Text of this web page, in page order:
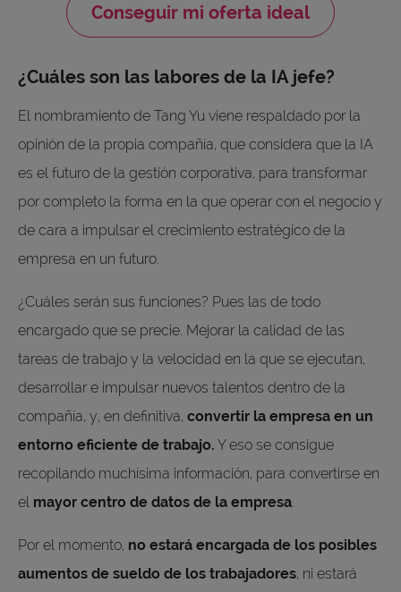
Conseguir mi oferta ideal
¿Cuáles son las labores de la IA jefe?
El nombramiento de Tang Yu viene respaldado por la
opinión de la propia compañía, que considera que la IA
es el futuro de la gestión corporativa, para transformar
por completo la forma en la que operar con el negocio y
de cara a impulsar el crecimiento estratégico de la
empresa en un futuro.
¿Cuáles serán sus funciones? Pues las de todo
encargado que se precie. Mejorar la calidad de las
tareas de trabajo y la velocidad en la que se ejecutan,
desarrollar e impulsar nuevos talentos dentro de la
compañía, y, en definitiva, convertir la empresa en un
entorno eficiente de trabajo. Y eso se consigue
recopilando muchísima información, para convertirse en
el mayor centro de datos de la empresa
Por el momento, no estará encargada de los posibles
aumentos de sueldo de los trabajadores, ni estará